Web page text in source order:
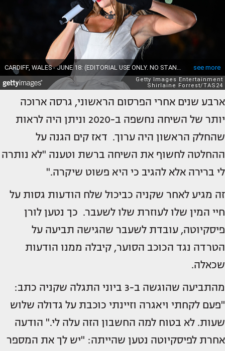
ארבע שנים אחרי הפרסום הראשוני, גרסה ארוכה
יותר של השיחה נחשפה ב-2020 וניתן היה לראות
שהחלק הראשון היה ערוך. דאז קים הגנה על
ההחלטה לחשוף את השיחה ברשת וטענה "לא נותרה
לי ברירה אלא להגיב כי היא פשוט שיקרה."
זה מגיע לאחר שקניה כביכול שלח הודעות גסות על
חיי המין שלו לעוזרת שלו לשעבר. כך נטען לורן
פיסקיוטה, עובדת לשעבר שהגישה תביעה על
הטרדה נגד הכוכב הסוער, קיבלה ממנו הודעות
שכאלה.
מהתביעה שהוגשה ב-3 ביוני התגלה שקניה כתב:
"פעם לקחתי ויאגרה וזיינתי כוכבת על גדולה שלוש
שעות. לא בטוח למה החשבון הזה עלה לי." הודעה
אחרת לפיסקיוטה נטען שהייתה: "יש לך את המספר